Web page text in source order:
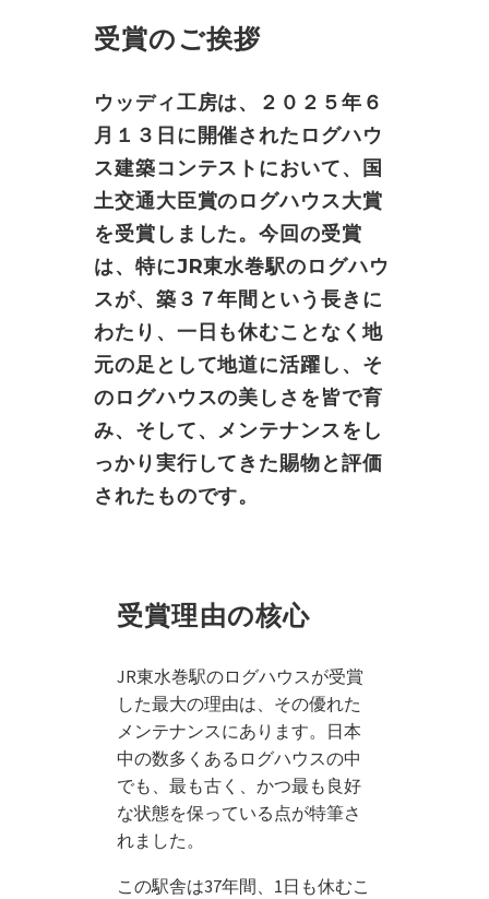
受賞のご挨拶
ウッディ工房は、２０２５年６
月１３日に開催されたログハウ
ス建築コンテストにおいて、国
土交通大臣賞のログハウス大賞
を受賞しました。今回の受賞
は、特にJR東水巻駅のログハウ
スが、築３７年間という長きに
わたり、一日も休むことなく地
元の足として地道に活躍し、そ
のログハウスの美しさを皆で育
み、そして、メンテナンスをし
っかり実行してきた賜物と評価
されたものです。
受賞理由の核心
JR東水巻駅のログハウスが受賞
した最大の理由は、その優れた
メンテナンスにあります。日本
中の数多くあるログハウスの中
でも、最も古く
、かつ最も良好
な状態を保っている点が特筆さ
れました。
この駅舎は37年間、 1日も休むこ